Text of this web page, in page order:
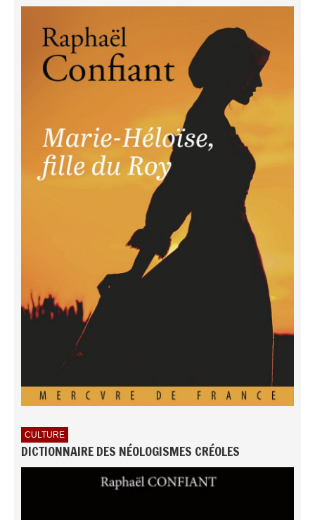
CULTURE
DICTIONNAIRE DES NÉOLOGISMES CRÉOLES